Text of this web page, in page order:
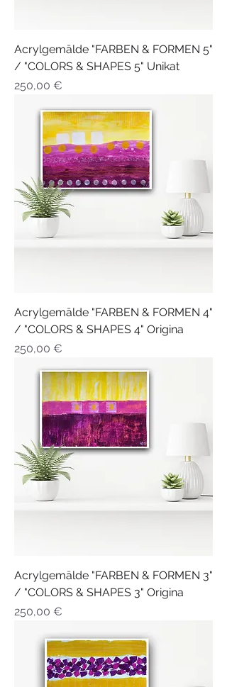
Acrylgemälde "FARBEN & FORMEN 5"
/ "COLORS & SHAPES 5" Unikat
Preis
250,00 €
Acrylgemälde "FARBEN & FORMEN 4"
/ "COLORS & SHAPES 4" Origina
Preis
250,00 €
Acrylgemälde "FARBEN & FORMEN 3"
/ "COLORS & SHAPES 3" Origina
Preis
250,00 €